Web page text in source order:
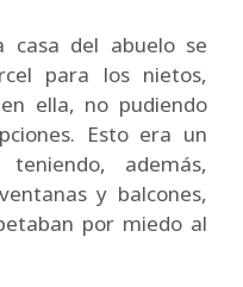
casa del abuelo se
para los nietos,
ella, no pudiendo
Esto era un
además,
y balcones,
por miedo al